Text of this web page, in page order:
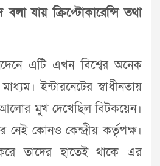
যায় ক্রিপ্টোকারেন্সি তথা
এটি এখন বিশ্বের অনেক
ইন্টারনেটের স্বাধীনতায়
আলোর মুখ দেখেছিল বিটকয়েন।
কোনও কেন্দ্রীয় কর্তৃপক্ষ।
তাদের হাতেই থাকে এর